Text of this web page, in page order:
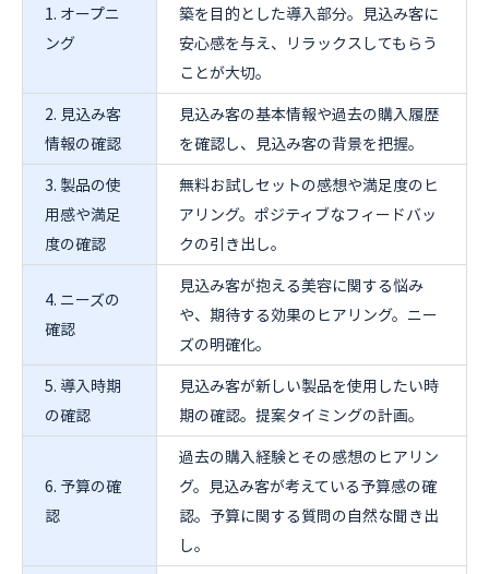
1. オープニ
ング
築を目的とした導入部分。見込み客に
安心感を与え、リラックスしてもらう
ことが大切。
2. 見込み客
情報の確認
見込み客の基本情報や過去の購入履歴
を確認し、見込み客の背景を把握。
3. 製品の使
用感や満足
度の確認
無料お試しセットの感想や満足度のヒ
アリング。ポジティブなフィードバッ
クの引き出し。
4. ニーズの
確認
見込み客が抱える美容に関する悩み
や、期待する効果のヒアリング。ニー
ズの明確化。
5. 導入時期
の確認
見込み客が新しい製品を使用したい時
期の確認。提案タイミングの計画。
6. 予算の確
認
過去の購入経験とその感想のヒアリン
グ。見込み客が考えている予算感の確
認。予算に関する質問の自然な聞き出
し。